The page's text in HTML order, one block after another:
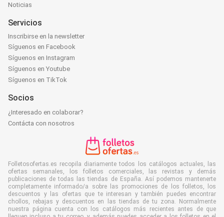
Noticias
Servicios
Inscribirse en la newsletter
Síguenos en Facebook
Síguenos en Instagram
Síguenos en Youtube
Síguenos en TikTok
Socios
¿Interesado en colaborar?
Contácta con nosotros
Folletosofertas.es recopila diariamente todos los catálogos actuales, las
ofertas semanales, los folletos comerciales, las revistas y demás
publicaciones de todas las tiendas de España. Así podemos mantenerte
completamente informado/a sobre las promociones de los folletos, los
descuentos y las ofertas que te interesan y también puedes encontrar
chollos, rebajas y descuentos en las tiendas de tu zona. Normalmente
nuestra página cuenta con los catálogos más recientes antes de que